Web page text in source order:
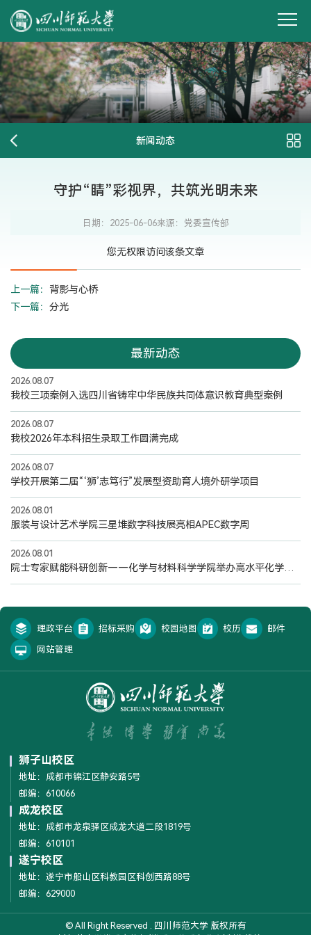
新闻动态
守护“睛”彩视界，共筑光明未来
日期：2025-06-06来源：党委宣传部
您无权限访问该条文章
上一篇： 背影与心桥
下一篇： 分光
最新动态
2026.08.07
我校三项案例入选四川省铸牢中华民族共同体意识教育典型案例
2026.08.07
我校2026年本科招生录取工作圆满完成
2026.08.07
学校开展第二届“‘狮’志笃行”发展型资助育人境外研学项目
2026.08.01
服装与设计艺术学院三星堆数字科技展亮相APEC数字周
2026.08.01
院士专家赋能科研创新——化学与材料科学学院举办高水平化学学科学术报告会
理政平台 招标采购 校园地图 校历 邮件
网站管理
狮子山校区
地址：成都市锦江区静安路5号
邮编：610066
成龙校区
地址：成都市龙泉驿区成龙大道二段1819号
邮编：610101
遂宁校区
地址：遂宁市船山区科教园区科创西路88号
邮编：629000
© All Right Reserved . 四川师范大学 版权所有